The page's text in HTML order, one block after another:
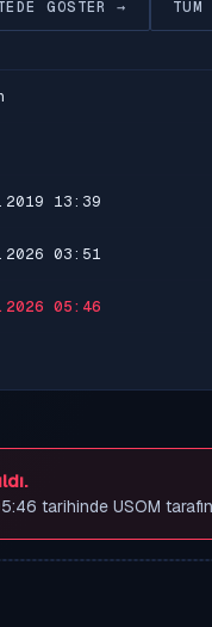
GÖSTER →
13:39
03:51
05:46
tarihinde USOM